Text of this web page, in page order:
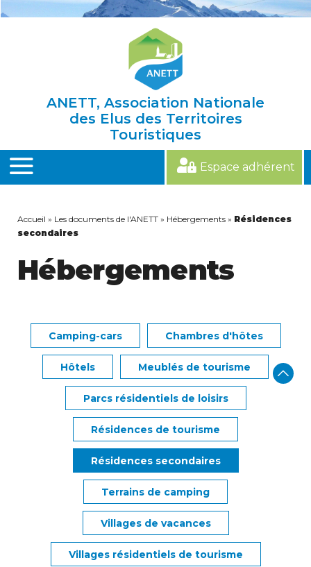
ANETT, Association Nationale
des Elus des Territoires
Touristiques
MENU
Espace adhérent
Accueil » Les documents de l'ANETT » Hébergements » Résidences
secondaires
Hébergements
Camping-cars Chambres d'hôtes
Hôtels Meublés de tourisme
Parcs résidentiels de loisirs
Résidences de tourisme
Résidences secondaires
Terrains de camping
Villages de vacances
Villages résidentiels de tourisme